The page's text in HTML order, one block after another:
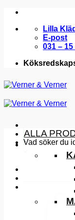
Skip
content
Lilla
E-post
031 – 15
Vad söker du
ALLA